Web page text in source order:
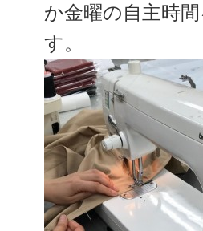
か金曜の自主時
す。